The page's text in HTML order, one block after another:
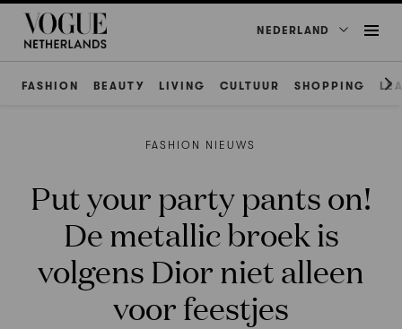
NEDERLAND
FASHION BEAUTY LIVING CULTUUR SHOPPING
FASHION NIEUWS
Put your party pants on!
De metallic broek is
volgens Dior niet alleen
voor feestjes